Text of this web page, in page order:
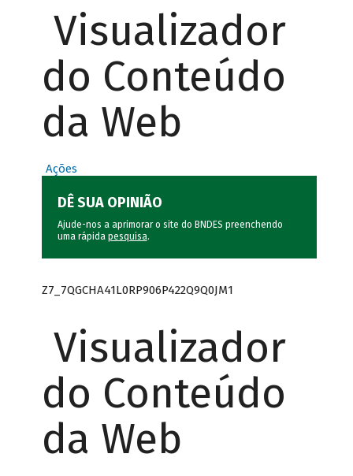
Visualizador
do Conteúdo
da Web
Ações
DÊ SUA OPINIÃO
Ajude-nos a aprimorar o site do BNDES preenchendo
uma rápida pesquisa.
Z7_7QGCHA41L0RP906P422Q9Q0JM1
Visualizador
do Conteúdo
da Web